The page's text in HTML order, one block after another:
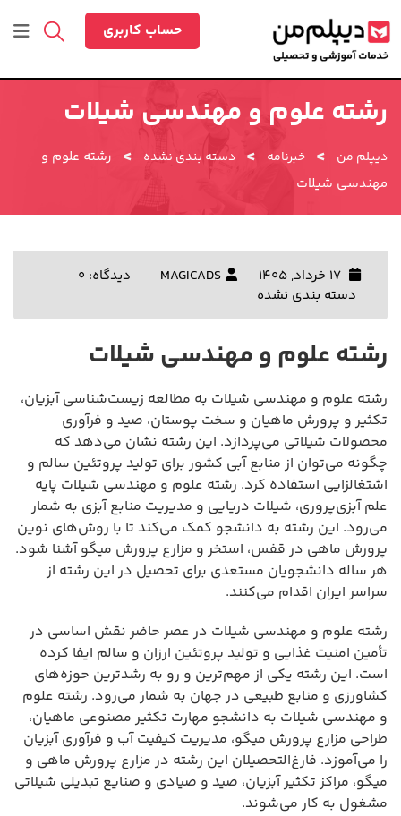
به
محتوا
حساب کاربری
رشته علوم و مهندسی شیلات
دیپلم من > خبرنامه > دسته بندی نشده >
رشته علوم و
مهندسی شیلات
MAGICADS
دیدگاه: 0
دسته بندی نشده
رشته علوم و مهندسی شیلات
رشته علوم و مهندسی شیلات به مطالعه زیست‌شناسی آبزیان،
تکثیر و پرورش ماهیان و سخت پوستان، صید و فرآوری
محصولات شیلاتی می‌پردازد. این رشته نشان می‌دهد که
چگونه می‌توان از منابع آبی کشور برای تولید پروتئین سالم و
اشتغالزایی استفاده کرد. رشته علوم و مهندسی شیلات پایه
علم آبزی‌پروری، شیلات دریایی و مدیریت منابع آبزی به شمار
می‌رود. این رشته به دانشجو کمک می‌کند تا با روش‌های نوین
پرورش ماهی در قفس، استخر و مزارع پرورش میگو آشنا شود.
هر ساله دانشجویان مستعدی برای تحصیل در این رشته از
سراسر ایران اقدام می‌کنند.
رشته علوم و مهندسی شیلات در عصر حاضر نقش اساسی در
تأمین امنیت غذایی و تولید پروتئین ارزان و سالم ایفا کرده
است. این رشته یکی از مهم‌ترین و رو به رشدترین حوزه‌های
کشاورزی و منابع طبیعی در جهان به شمار می‌رود. رشته علوم
و مهندسی شیلات به دانشجو مهارت تکثیر مصنوعی ماهیان،
طراحی مزارع پرورش میگو، مدیریت کیفیت آب و فرآوری آبزیان
را می‌آموزد. فارغ‌التحصیلان این رشته در مزارع پرورش ماهی و
میگو، مراکز تکثیر آبزیان، صید و صیادی و صنایع تبدیلی شیلاتی
مشغول به کار می‌شوند.